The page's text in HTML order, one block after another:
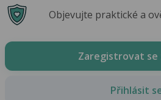
Objevujte praktické a
Zaregistrovat se
Přihlásit